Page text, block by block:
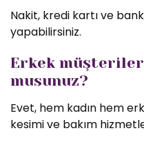
Nakit, kredi kartı ve
yapabilirsiniz.
Erkek
musunuz?
Evet, hem kadın hem
kesimi ve bakım